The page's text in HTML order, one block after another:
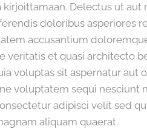
kirjoittamaan. Delectus ut
doloribus asperiores
accusantium
veritatis et quasi architecto
voluptas sit aspernatur aut
voluptatem sequi nesciunt
adipisci velit sed
aliquam quaerat.